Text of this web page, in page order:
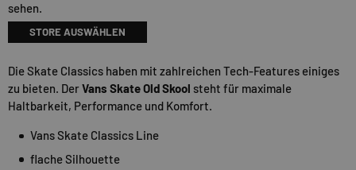
sehen.
STORE AUSWÄHLEN
Die Skate Classics haben mit zahlreichen Tech-Features einiges
zu bieten. DerVans Skate Old Skool steht für maximale
Haltbarkeit, Performance und Komfort.
Vans Skate Classics Line
flache Silhouette